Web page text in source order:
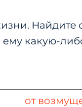
Найдите
ему какую-
от